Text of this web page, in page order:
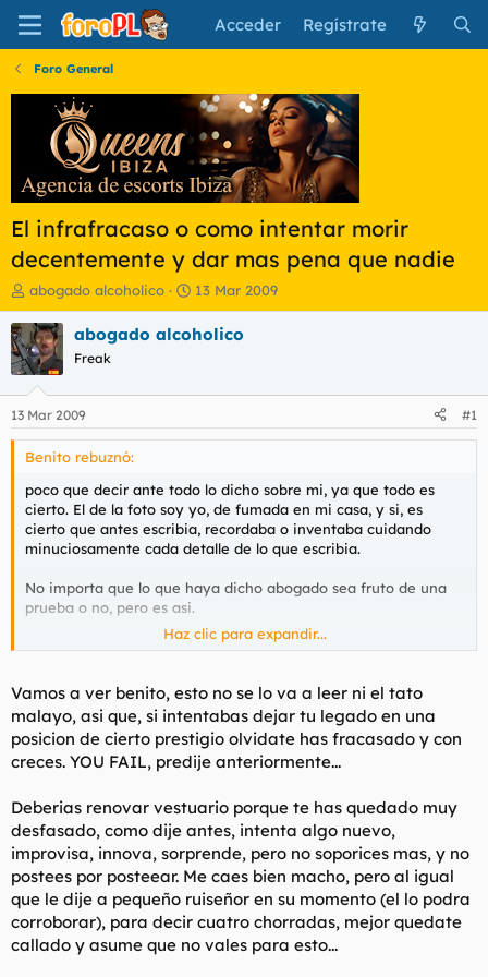
Acceder Regístrate
Foro General
El infrafracaso o como intentar morir
decentemente y dar mas pena que nadie
I
n
i
c
i
a
d
o
r
d
e
l
t
e
a
abogado alcoholico
F
e
c
i
n
c
i
o
13 Mar 2009
abogado alcoholico
Freak
13 Mar 2009 #1
Benito rebuznó:
poco que decir ante todo lo dicho sobre mi, ya que todo es
cierto. El de la foto soy yo, de fumada en mi casa, y si, es
cierto que antes escribia, recordaba o inventaba cuidando
minuciosamente cada detalle de lo que escribia.
No importa que lo que haya dicho abogado sea fruto de una
prueba o no, pero es asi.
Que se le va a hacer, todos perdemos la ilusion... en muchas
del sonrojao, pero francamente, la inocencia, la candidez, el
ridiculo comportamiento de niño y la consiguiente narrativa
llevada a cabo por el mismo niño no encajan en el actual
comportamiento del foro. Quizas sea el momento de parar.
disfruten y sino, que les den
.
A lo largo de la vida de una persona, con un poco de suerte,
puede encontrarse y confraternizar con toda clase de
especímenes humanos que pueden resultarle curiosos,
Haz clic para expandir...
Vamos a ver benito, esto no se lo va a leer ni el tato
malayo, asi que, si intentabas dejar tu legado en una
posicion de cierto prestigio olvidate has fracasado y con
creces. YOU FAIL, predije anteriormente...
Deberias renovar vestuario porque te has quedado muy
desfasado, como dije antes, intenta algo nuevo,
improvisa, innova, sorprende, pero no soporices mas, y no
postees por posteear. Me caes bien macho, pero al igual
que le dije a pequeño ruiseñor en su momento (el lo podra
corroborar), para decir cuatro chorradas, mejor quedate
callado y asume que no vales para esto...